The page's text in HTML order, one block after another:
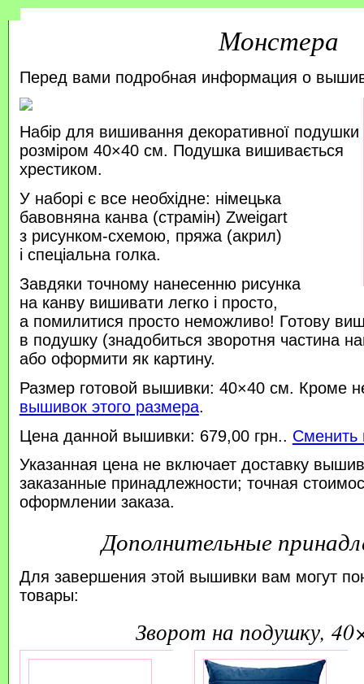
Монстера
Перед вами подробная информация о
Набір для вишивання декоративної подушки
розміром 40×40 см. Подушка вишивається
хрестиком.
У наборі є все необхідне: німецька
бавовняна канва (страмін) Zweigart
з рисунком-схемою, пряжа (акрил)
і спеціальна голка.
Завдяки точному нанесенню рисунка
на канву вишивати легко і просто,
а помилитися просто неможливо! Готову
в подушку (знадобиться зворотня частина
або оформити як картину.
Размер готовой вышивки: 40×40 см. Кроме
вышивок этого размера.
Цена данной вышивки: 679,00 грн.. Сменить
Указанная цена не включает доставку
заказанные принадлежности; точная
оформлении заказа.
Дополнительные
Для завершения этой вышивки вам могут
товары:
зворот на подушку,